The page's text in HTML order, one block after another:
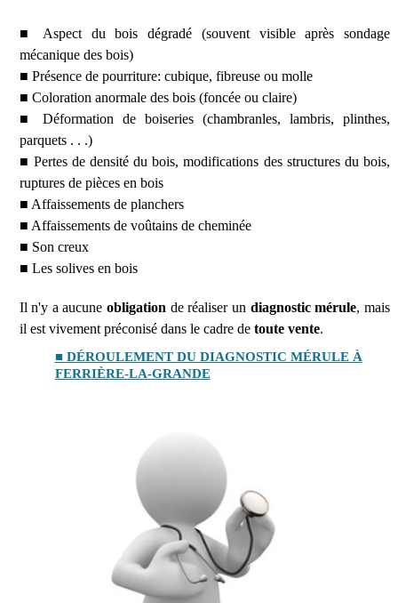
■ Aspect du bois dégradé (souvent visible après sondage
mécanique des bois)
■ Présence de pourriture: cubique, fibreuse ou molle
■ Coloration anormale des bois (foncée ou claire)
■ Déformation de boiseries (chambranles, lambris, plinthes,
parquets . . .)
■ Pertes de densité du bois, modifications des structures du bois,
ruptures de pièces en bois
■ Affaissements de planchers
■ Affaissements de voûtains de cheminée
■ Son creux
■ Les solives en bois
Il n'y a aucuneobligation de réaliser un diagnostic mérule, mais
il est vivement préconisé dans le cadre de toute vente.
■ DÉROULEMENT DU DIAGNOSTIC MÉRULE À
FERRIÈRE-LA-GRANDE